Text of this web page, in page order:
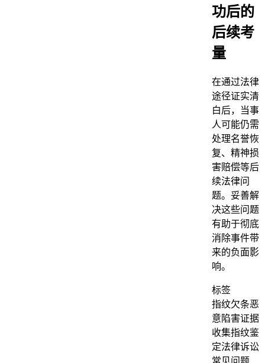
功后的
后续考
量
在通过法律
途径证实清
白后，当事
人可能仍需
处理名誉恢
复、精神损
害赔偿等后
续法律问
题。妥善解
决这些问题
有助于彻底
消除事件带
来的负面影
响。
标签
指纹欠条恶
意陷害证据
收集指纹鉴
定法律诉讼